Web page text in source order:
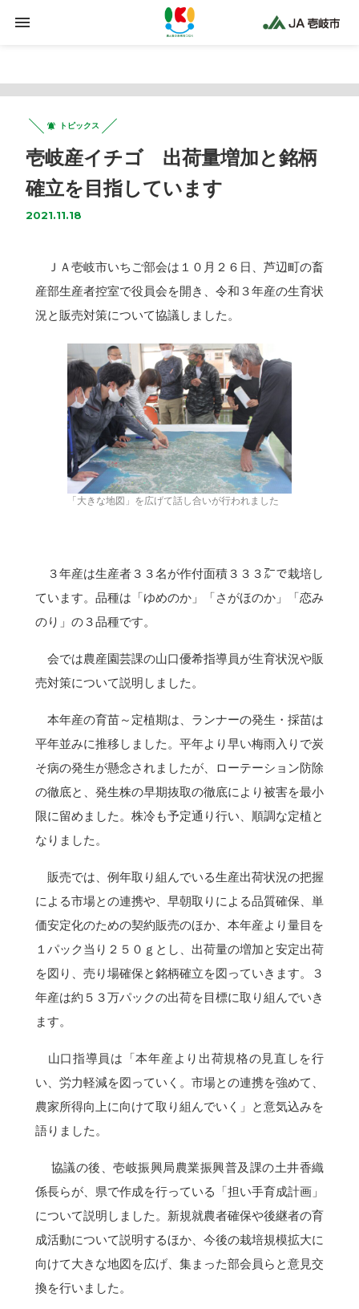
Warning : Trying to access array offset on false in /home/jaiki2021/ja-iki.jp/public_html/wp-
on line425
トピックス
壱岐産イチゴ 出荷量増加と銘柄
確立を目指しています
2021.11.18
ＪＡ壱岐市いちご部会は１０月２６日、芦辺町の畜
産部生産者控室で役員会を開き、令和３年産の生育状
況と販売対策について協議しました。
「大きな地図」を広げて話し合いが行われました
３年産は生産者３３名が作付面積３３３㌃で栽培し
ています。品種は「ゆめのか」「さがほのか」「恋み
のり」の３品種です。
会では農産園芸課の山口優希指導員が生育状況や販
売対策について説明しました。
本年産の育苗～定植期は、ランナーの発生・採苗は
平年並みに推移しました。平年より早い梅雨入りで炭
そ病の発生が懸念されましたが、ローテーション防除
の徹底と、発生株の早期抜取の徹底により被害を最小
限に留めました。株冷も予定通り行い、順調な定植と
なりました。
販売では、例年取り組んでいる生産出荷状況の把握
による市場との連携や、早朝取りによる品質確保、単
価安定化のための契約販売のほか、本年産より量目を
１パック当り２５０ｇとし、出荷量の増加と安定出荷
を図り、売り場確保と銘柄確立を図っていきます。３
年産は約５３万パックの出荷を目標に取り組んでいき
ます。
山口指導員は「本年産より出荷規格の見直しを行
い、労力軽減を図っていく。市場との連携を強めて、
農家所得向上に向けて取り組んでいく」と意気込みを
語りました。
協議の後、壱岐振興局農業振興普及課の土井香織
係長らが、県で作成を行っている「担い手育成計画」
について説明しました。新規就農者確保や後継者の育
成活動について説明するほか、今後の栽培規模拡大に
向けて大きな地図を広げ、集まった部会員らと意見交
換を行いました。